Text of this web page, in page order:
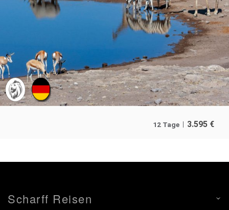
12 Tage 3.595 €
Scharff Reisen